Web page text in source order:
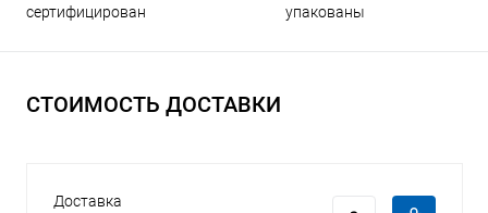
сертифицирован
упакованы
СТОИМОСТЬ ДОСТАВКИ
Доставка